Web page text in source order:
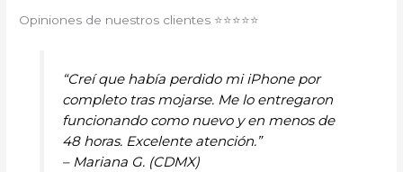
Opiniones de nuestros clientes ⭐⭐⭐⭐⭐
“Creí que había perdido mi iPhone por
completo tras mojarse. Me lo entregaron
funcionando como nuevo y en menos de
48 horas. Excelente atención.”
– Mariana G. (CDMX)